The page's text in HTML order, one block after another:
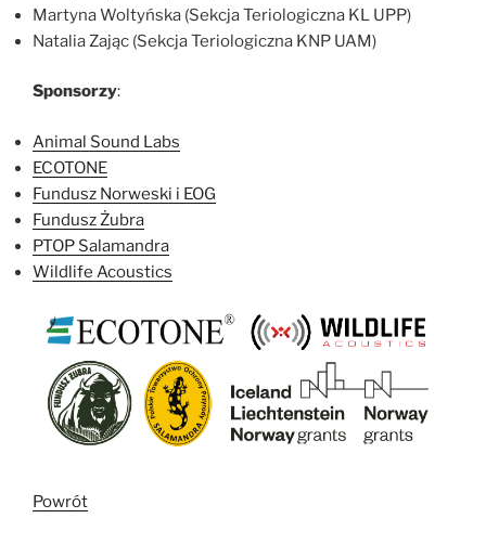
Martyna Woltyńska (Sekcja Teriologiczna KL UPP)
Natalia Zając (Sekcja Teriologiczna KNP UAM)
Sponsorzy:
Animal Sound Labs
ECOTONE
Fundusz Norweski i EOG
Fundusz Żubra
PTOP Salamandra
Wildlife Acoustics
Powrót